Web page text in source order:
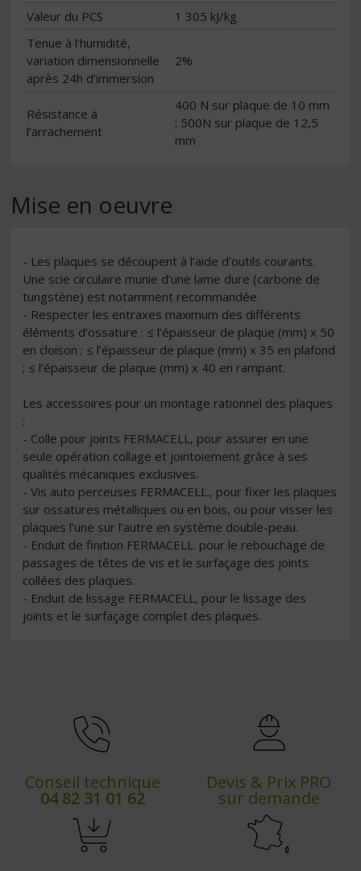
Valeur du PCS
1 305 kJ/kg
Tenue à l’humidité,
variation dimensionnelle
après 24h d’immersion
2%
Résistance à
l’arrachement
400 N sur plaque de 10 mm
; 500N sur plaque de 12,5
mm
Mise en oeuvre
- Les plaques se découpent à l’aide d’outils courants.
Une scie circulaire munie d’une lame dure (carbone de
tungstène) est notamment recommandée.
- Respecter les entraxes maximum des différents
éléments d’ossature : ≤ l’épaisseur de plaque (mm) x 50
en cloison ; ≤ l’épaisseur de plaque (mm) x 35 en plafond
; ≤ l’épaisseur de plaque (mm) x 40 en rampant.
Les accessoires pour un montage rationnel des plaques
:
- Colle pour joints FERMACELL, pour assurer en une
seule opération collage et jointoiement grâce à ses
qualités mécaniques exclusives.
- Vis auto perceuses FERMACELL., pour fixer les plaques
sur ossatures métalliques ou en bois, ou pour visser les
plaques l’une sur l’autre en système double-peau.
- Enduit de finition FERMACELL. pour le rebouchage de
passages de têtes de vis et le surfaçage des joints
collées des plaques.
- Enduit de lissage FERMACELL, pour le lissage des
joints et le surfaçage complet des plaques.
Conseil technique
04 82 31 01 62
Devis & Prix PRO
sur demande